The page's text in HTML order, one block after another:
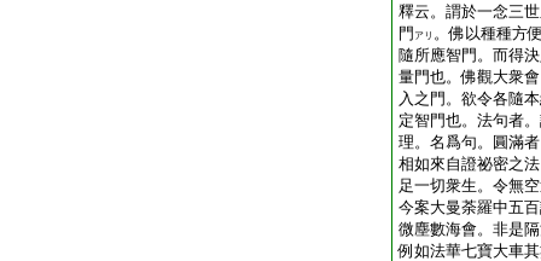
釋云。謂於一念三
門 アリ 。佛以種種方
隨所應智門。而得
量門也。佛觀大衆
入之門。欲令各隨
定智門也。法句者
理。名爲句。圓滿
相如來自證祕密之
足一切衆生。令無
今案大曼荼羅中五
微塵數海會。非是
例如法華七寶大車